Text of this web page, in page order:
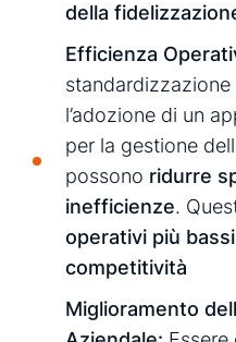
della
Efficienza
l’adozione di un
per la gestione
possono ridurre
inefficienze.
operativi più
competitività
Miglioramento